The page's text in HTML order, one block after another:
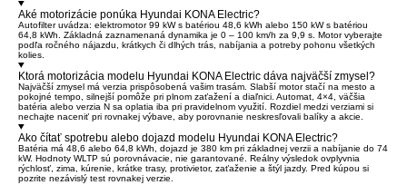
Aké motorizácie ponúka Hyundai KONA Electric?
Autofilter uvádza: elektromotor 99 kW s batériou 48,6 kWh alebo 150 kW s batériou
64,8 kWh. Základná zaznamenaná dynamika je 0 – 100 km/h za 9,9 s. Motor vyberajte
podľa ročného nájazdu, krátkych či dlhých trás, nabíjania a potreby pohonu všetkých
kolies.
Ktorá motorizácia modelu Hyundai KONA Electric dáva najväčší zmysel?
Najväčší zmysel má verzia prispôsobená vašim trasám. Slabší motor stačí na mesto a
pokojné tempo, silnejší pomôže pri plnom zaťažení a diaľnici. Automat, 4×4, väčšia
batéria alebo verzia N sa oplatia iba pri pravidelnom využití. Rozdiel medzi verziami si
nechajte naceniť pri rovnakej výbave, aby porovnanie neskresľovali balíky a akcie.
Ako čítať spotrebu alebo dojazd modelu Hyundai KONA Electric?
Batéria má 48,6 alebo 64,8 kWh, dojazd je 380 km pri základnej verzii a nabíjanie do 74
kW. Hodnoty WLTP sú porovnávacie, nie garantované. Reálny výsledok ovplyvnia
rýchlosť, zima, kúrenie, krátke trasy, protivietor, zaťaženie a štýl jazdy. Pred kúpou si
pozrite nezávislý test rovnakej verzie.